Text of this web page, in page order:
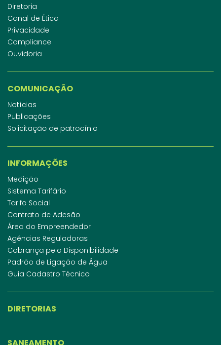
Diretoria
Canal de Ética
Privacidade
Compliance
Ouvidoria
COMUNICAÇÃO
Notícias
Publicações
Solicitação de patrocínio
INFORMAÇÕES
Medição
Sistema Tarifário
Tarifa Social
Contrato de Adesão
Área do Empreendedor
Agências Reguladoras
Cobrança pela Disponibilidade
Padrão de Ligação de Água
Guia Cadastro Técnico
DIRETORIAS
SANEAMENTO